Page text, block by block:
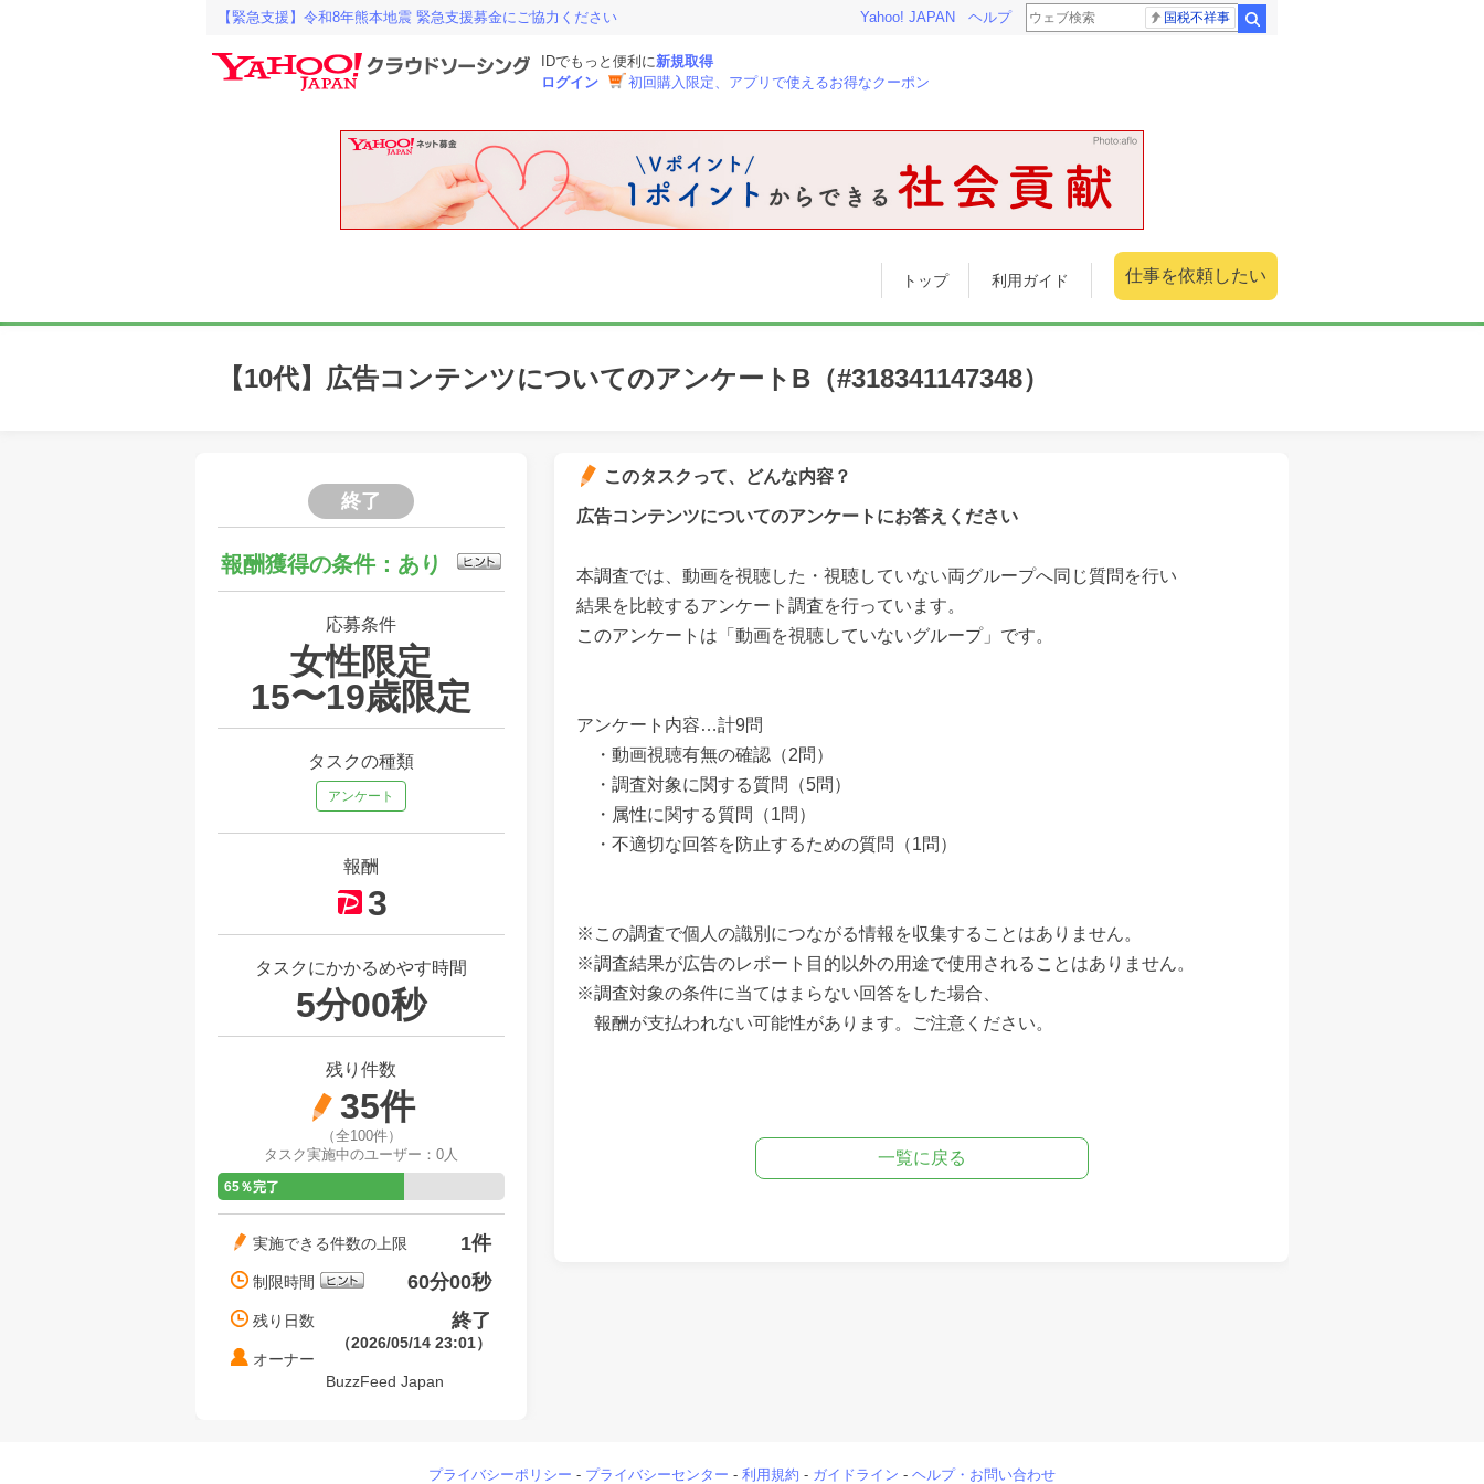
【緊急支援】令和8年熊本地震 緊急支援募金にご協力ください Yahoo! JAPAN ヘルプ 国税不祥事
IDでもっと便利に新規取得
ログイン
初回購入限定、アプリで使えるお得なクーポン
トップ 利用ガイド 仕事を依頼したい
【10代】広告コンテンツについてのアンケートB（#318341147348）
終了
報酬獲得の条件：あり
応募条件
女性限定
15〜19歳限定
タスクの種類
アンケート
報酬
3
タスクにかかるめやす時間
5分00秒
残り件数
35件
（全100件）
タスク実施中のユーザー： 0人
65％完了
実施できる件数の上限 1件
制限時間 60分00秒
残り日数 終了
（2026/05/14 23:01）
オーナー
BuzzFeed Japan
このタスクって、どんな内容？
広告コンテンツについてのアンケートにお答えください
本調査では、動画を視聴した・視聴していない両グループへ同じ質問を行い
結果を比較するアンケート調査を行っています。
このアンケートは「動画を視聴していないグループ」です。
アンケート内容…計9問
・動画視聴有無の確認（2問）
・調査対象に関する質問（5問）
・属性に関する質問（1問）
・不適切な回答を防止するための質問（1問）
※この調査で個人の識別につながる情報を収集することはありません。
※調査結果が広告のレポート目的以外の用途で使用されることはありません。
※調査対象の条件に当てはまらない回答をした場合、
報酬が支払われない可能性があります。ご注意ください。
一覧に戻る
プライバシーポリシー - プライバシーセンター - 利用規約 - ガイドライン - ヘルプ・お問い合わせ